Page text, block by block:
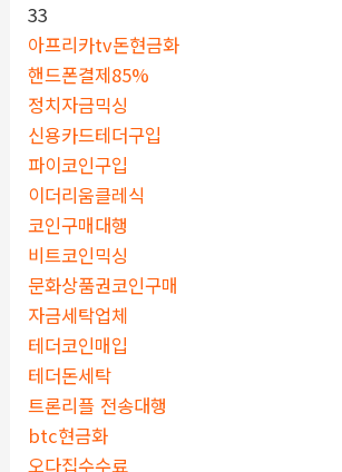
33
아프리카tv돈현금화
핸드폰결제85%
정치자금믹싱
신용카드테더구입
파이코인구입
이더리움클레식
코인구매대행
비트코인믹싱
문화상품권코인구매
자금세탁업체
테더코인매입
테더돈세탁
트론리플 전송대행
btc현금화
오다집수수료